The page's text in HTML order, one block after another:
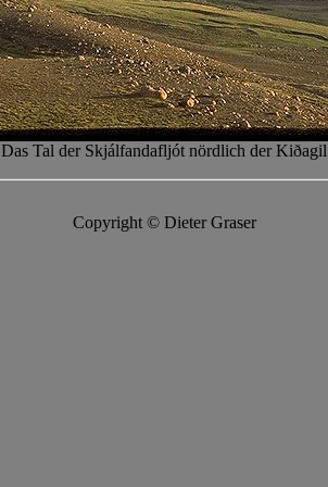
Das Tal der Skjálfandafljót nördlich der Kiðagil
Copyright © Dieter Graser